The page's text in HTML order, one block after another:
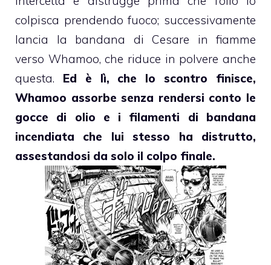
colpisca prendendo fuoco; successivamente
lancia la bandana di Cesare in fiamme
verso Whamoo, che riduce in polvere anche
questa. Ed è lì, che lo scontro finisce,
Whamoo assorbe senza rendersi conto le
gocce di olio e i filamenti di bandana
incendiata che lui stesso ha distrutto,
assestandosi da solo il colpo finale.